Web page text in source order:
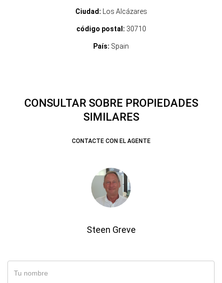
Ciudad: Los Alcázares
código postal: 30710
País: Spain
CONSULTAR SOBRE PROPIEDADES
SIMILARES
CONTACTE CON EL AGENTE
Steen Greve